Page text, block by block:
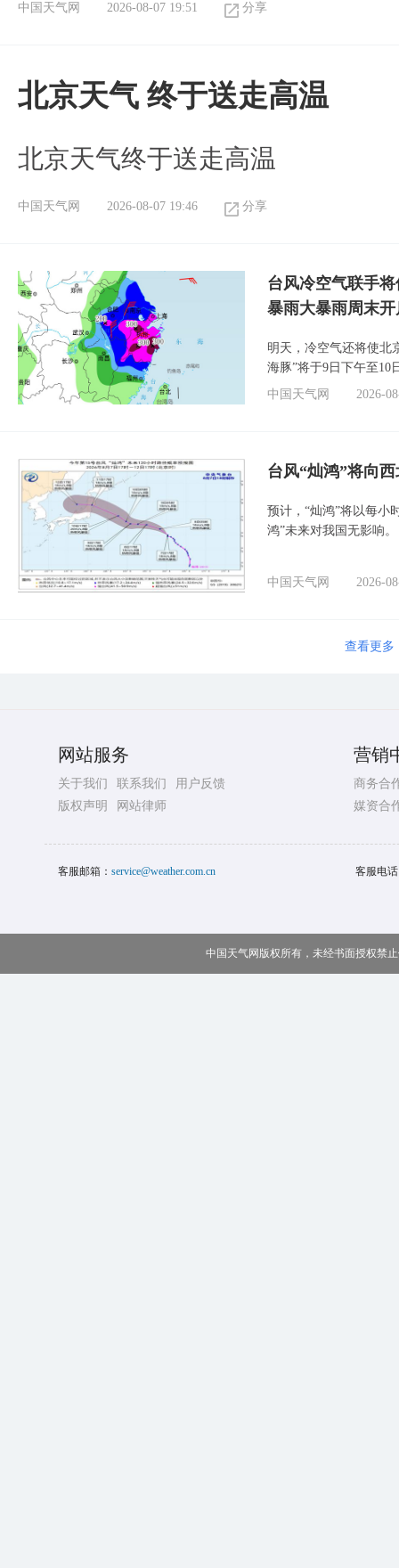
中国天气网 2026-08-07 19:51 分享
北京天气 终于送走高温
北京天气终于送走高温
中国天气网 2026-08-07 19:46 分享
台风冷空气联手
暴雨大暴雨周末开
明天，冷空气还将使北
海豚”将于9日下午至10
中国天气网
2026-
台风“灿鸿”将向
预计，“灿鸿”将以每小
鸿”未来对我国无影响。
中国天气网 2026-
查看更多
网站服务
关于我们 联系我们
用户反馈
版权声明
网站律师
营销
商务合
媒资合
客服邮箱： service@weather.com.cn 客服电
中国天气网版权所有，未经书面授权